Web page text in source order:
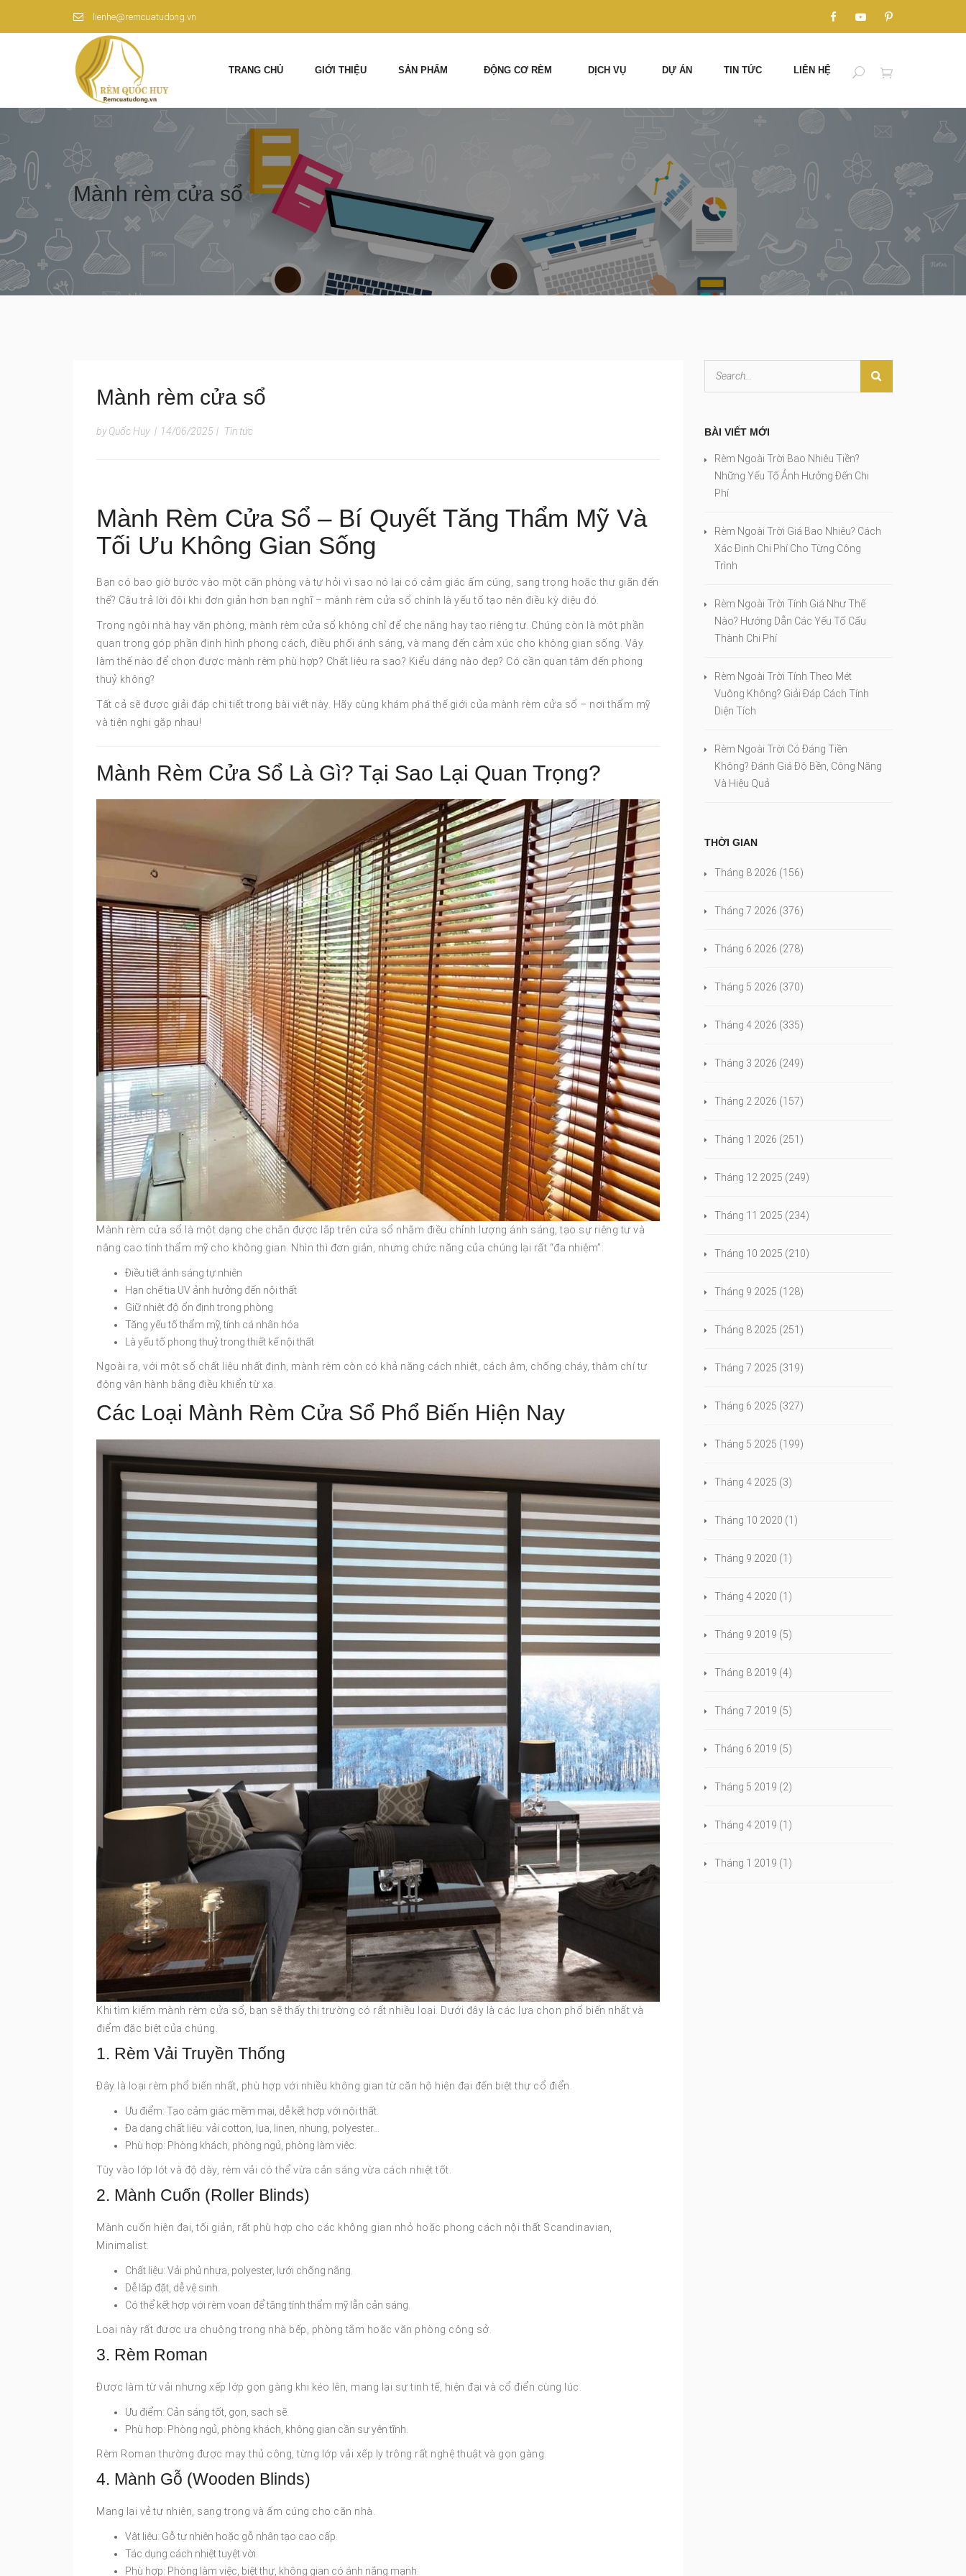
lienhe@remcuatudong.vn
TRANG CHỦ GIỚI THIỆU SẢN PHẨM ĐỘNG CƠ RÈM DỊCH VỤ DỰ ÁN TIN TỨC LIÊN HỆ
Mành rèm cửa sổ
Mành rèm cửa sổ
by Quốc Huy | 14/06/2025 | Tin tức
Mành Rèm Cửa Sổ – Bí Quyết Tăng Thẩm Mỹ Và
Tối Ưu Không Gian Sống
Bạn có bao giờ bước vào một căn phòng và tự hỏi vì sao nó lại có cảm giác ấm cúng, sang trọng hoặc thư giãn đến
thế? Câu trả lời đôi khi đơn giản hơn bạn nghĩ – mành rèm cửa sổ chính là yếu tố tạo nên điều kỳ diệu đó.
Trong ngôi nhà hay văn phòng, mành rèm cửa sổ không chỉ để che nắng hay tạo riêng tư. Chúng còn là một phần
quan trọng góp phần định hình phong cách, điều phối ánh sáng, và mang đến cảm xúc cho không gian sống. Vậy
làm thế nào để chọn được mành rèm phù hợp? Chất liệu ra sao? Kiểu dáng nào đẹp? Có cần quan tâm đến phong
thuỷ không?
Tất cả sẽ được giải đáp chi tiết trong bài viết này. Hãy cùng khám phá thế giới của mành rèm cửa sổ – nơi thẩm mỹ
và tiện nghi gặp nhau!
Mành Rèm Cửa Sổ Là Gì? Tại Sao Lại Quan Trọng?
Mành rèm cửa sổ là một dạng che chắn được lắp trên cửa sổ nhằm điều chỉnh lượng ánh sáng, tạo sự riêng tư và
nâng cao tính thẩm mỹ cho không gian. Nhìn thì đơn giản, nhưng chức năng của chúng lại rất “đa nhiệm”:
Điều tiết ánh sáng tự nhiên
Hạn chế tia UV ảnh hưởng đến nội thất
Giữ nhiệt độ ổn định trong phòng
Tăng yếu tố thẩm mỹ, tính cá nhân hóa
Là yếu tố phong thuỷ trong thiết kế nội thất
Ngoài ra, với một số chất liệu nhất định, mành rèm còn có khả năng cách nhiệt, cách âm, chống cháy, thậm chí tự
động vận hành bằng điều khiển từ xa.
Các Loại Mành Rèm Cửa Sổ Phổ Biến Hiện Nay
Khi tìm kiếm mành rèm cửa sổ, bạn sẽ thấy thị trường có rất nhiều loại. Dưới đây là các lựa chọn phổ biến nhất và
điểm đặc biệt của chúng.
1. Rèm Vải Truyền Thống
Đây là loại rèm phổ biến nhất, phù hợp với nhiều không gian từ căn hộ hiện đại đến biệt thự cổ điển.
Ưu điểm: Tạo cảm giác mềm mại, dễ kết hợp với nội thất.
Đa dạng chất liệu: vải cotton, lụa, linen, nhung, polyester…
Phù hợp: Phòng khách, phòng ngủ, phòng làm việc.
Tùy vào lớp lót và độ dày, rèm vải có thể vừa cản sáng vừa cách nhiệt tốt.
2. Mành Cuốn (Roller Blinds)
Mành cuốn hiện đại, tối giản, rất phù hợp cho các không gian nhỏ hoặc phong cách nội thất Scandinavian,
Minimalist.
Chất liệu: Vải phủ nhựa, polyester, lưới chống nắng.
Dễ lắp đặt, dễ vệ sinh.
Có thể kết hợp với rèm voan để tăng tính thẩm mỹ lẫn cản sáng.
Loại này rất được ưa chuộng trong nhà bếp, phòng tắm hoặc văn phòng công sở.
3. Rèm Roman
Được làm từ vải nhưng xếp lớp gọn gàng khi kéo lên, mang lại sự tinh tế, hiện đại và cổ điển cùng lúc.
Ưu điểm: Cản sáng tốt, gọn, sạch sẽ.
Phù hợp: Phòng ngủ, phòng khách, không gian cần sự yên tĩnh.
Rèm Roman thường được may thủ công, từng lớp vải xếp ly trông rất nghệ thuật và gọn gàng.
4. Mành Gỗ (Wooden Blinds)
Mang lại vẻ tự nhiên, sang trọng và ấm cúng cho căn nhà.
Vật liệu: Gỗ tự nhiên hoặc gỗ nhân tạo cao cấp.
Tác dụng cách nhiệt tuyệt vời.
Phù hợp: Phòng làm việc, biệt thự, không gian có ánh nắng mạnh.
BÀI VIẾT MỚI
Rèm Ngoài Trời Bao Nhiêu Tiền?
Những Yếu Tố Ảnh Hưởng Đến Chi
Phí
Rèm Ngoài Trời Giá Bao Nhiêu? Cách
Xác Định Chi Phí Cho Từng Công
Trình
Rèm Ngoài Trời Tính Giá Như Thế
Nào? Hướng Dẫn Các Yếu Tố Cấu
Thành Chi Phí
Rèm Ngoài Trời Tính Theo Mét
Vuông Không? Giải Đáp Cách Tính
Diện Tích
Rèm Ngoài Trời Có Đáng Tiền
Không? Đánh Giá Độ Bền, Công Năng
Và Hiệu Quả
THỜI GIAN
Tháng 8 2026 (156)
Tháng 7 2026 (376)
Tháng 6 2026 (278)
Tháng 5 2026 (370)
Tháng 4 2026 (335)
Tháng 3 2026 (249)
Tháng 2 2026 (157)
Tháng 1 2026 (251)
Tháng 12 2025 (249)
Tháng 11 2025 (234)
Tháng 10 2025 (210)
Tháng 9 2025 (128)
Tháng 8 2025 (251)
Tháng 7 2025 (319)
Tháng 6 2025 (327)
Tháng 5 2025 (199)
Tháng 4 2025 (3)
Tháng 10 2020 (1)
Tháng 9 2020 (1)
Tháng 4 2020 (1)
Tháng 9 2019 (5)
Tháng 8 2019 (4)
Tháng 7 2019 (5)
Tháng 6 2019 (5)
Tháng 5 2019 (2)
Tháng 4 2019 (1)
Tháng 1 2019 (1)